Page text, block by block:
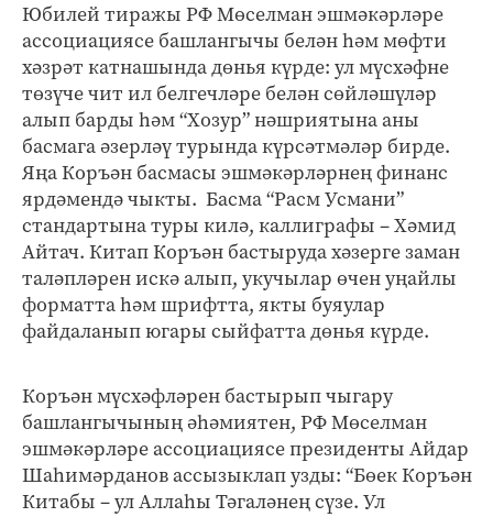
Юбилей тиражы РФ Мөселман эшмәкәрләре
ассоциациясе башлангычы белән һәм мөфти
хәзрәт катнашында дөнья күрде: ул мүсхәфне
төзүче чит ил белгечләре белән сөйләшүләр
алып барды һәм “Хозур” нәшриятына аны
басмага әзерләү турында күрсәтмәләр бирде.
Яңа Коръән басмасы эшмәкәрләрнең финанс
ярдәмендә чыкты. Басма “Расм Усмани”
стандартына туры килә, каллиграфы – Хәмид
Айтач. Китап Коръән бастыруда хәзерге заман
таләпләрен искә алып, укучылар өчен уңайлы
форматта һәм шрифтта, якты буяулар
файдаланып югары сыйфатта дөнья күрде.
Коръән мүсхәфләрен бастырып чыгару
башлангычының әһәмиятен, РФ Мөселман
эшмәкәрләре ассоциациясе президенты Айдар
Шаһимәрданов ассызыклап узды: “Бөек Коръән
Китабы – ул Аллаһы Тәгаләнең сүзе. Ул